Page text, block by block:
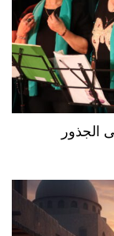
الجذور